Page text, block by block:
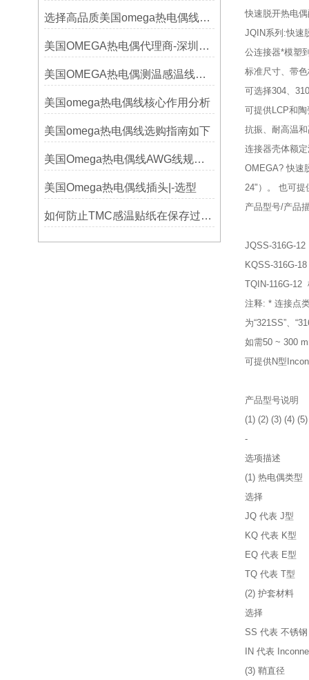
选择高品质美国omega热电偶线的要点？
美国OMEGA热电偶代理商-深圳鑫博恒业-热电偶测温感温线和插头插座连接器
美国OMEGA热电偶测温感温线和插头插座连接器真伪原装正品判断查验方法
美国omega热电偶线核心作用分析
美国omega热电偶线选购指南如下
美国Omega热电偶线AWG线规对照表
美国Omega热电偶线插头|-选型
如何防止TMC感温贴纸在保存过程中损坏？
快速脱开热电
JQIN系列:快速
公连接器*模塑
标准尺寸、带
可选择304、
可提供LCP和
抗振、耐高温
连接器壳体额定
OMEGA? 快速
24"）。 也可提
产品型号/产品
JQSS-316G-
KQSS-316G-
TQIN-116G-12
注释: * 连接点
为“321SS”、
如需50 ~ 300
可提供N型
产品型号说明
(1) (2) (3) (4) (5)
-
选项描述
(1) 热电偶类型
选择
JQ 代表 J型
KQ 代表 K型
EQ 代表 E型
TQ 代表 T型
(2) 护套材料
选择
SS 代表 不锈钢
IN 代表
(3) 鞘直径